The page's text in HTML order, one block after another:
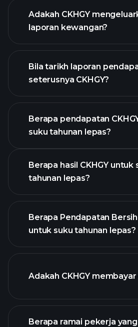
senarai
Adakah CKHGY
laporan kewangan?
CKHGY
Bila tarikh laporan
seterusnya CKHGY?
Berapa pendapatan
suku tahunan lepas?
pendapatan
Berapa hasil CKHGY untuk
tahunan lepas?
Berapa Pendapatan Bersih
untuk suku tahunan lepas?
Adakah CKHGY
Berapa ramai pekerja